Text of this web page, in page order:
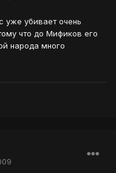
уже убивает очень
что до Мификов его
народа много